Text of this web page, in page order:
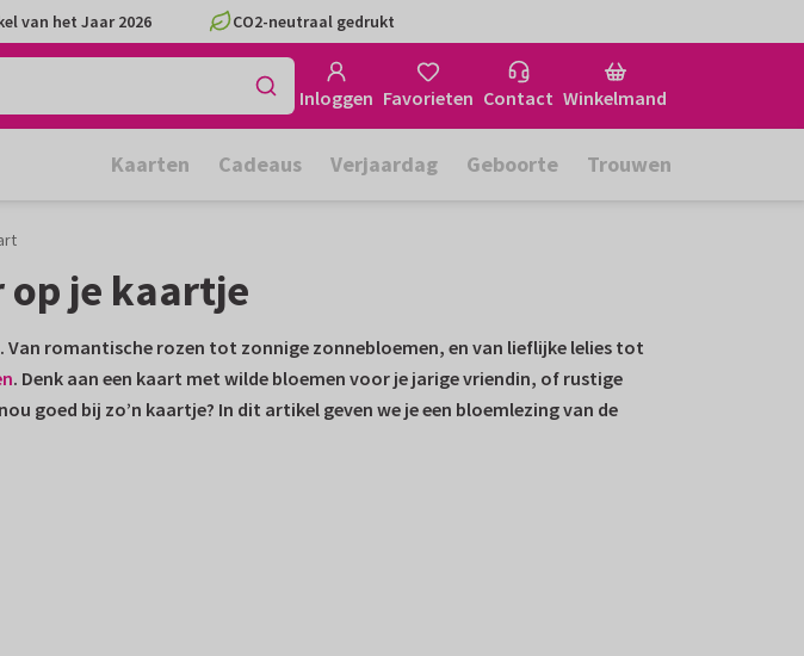
van het Jaar 2026 CO2-neutraal gedrukt
Inloggen Favorieten Contact Winkelmand
Kaarten Cadeaus Verjaardag Geboorte Trouwen
op je kaartje
romantische rozen tot zonnige zonnebloemen, en van lieflijke lelies tot
. Denk aan een kaart met wilde bloemen voor je jarige vriendin, of rustige
goed bij zo’n kaartje? In dit artikel geven we je een bloemlezing van de